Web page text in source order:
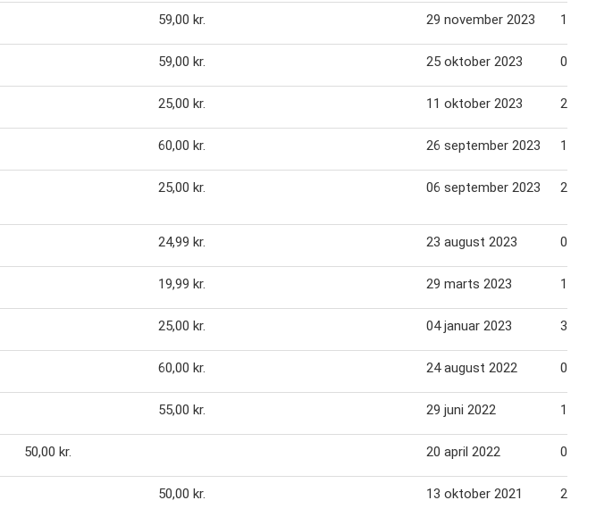
59,00 kr. 29 november 2023 12
59,00 kr. 25 oktober 2023 07
25,00 kr. 11 oktober 2023 24
60,00 kr. 26 september 2023 10
25,00 kr. 06 september 2023 26
24,99 kr. 23 august 2023 05
19,99 kr. 29 marts 2023 11
25,00 kr. 04 januar 2023 31
60,00 kr. 24 august 2022 06
55,00 kr. 29 juni 2022 19
50,00 kr. 20 april 2022 03
50,00 kr. 13 oktober 2021 26